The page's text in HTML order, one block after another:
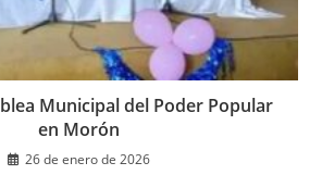
Municipal del Poder Popular
en Morón
26 de enero de 2026